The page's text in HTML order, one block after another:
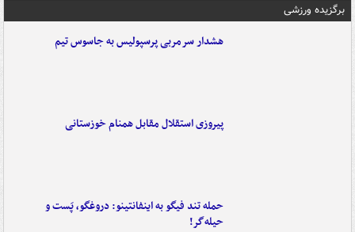
برگزیده ورزشی
هشدار سرمربی پرسپولیس به جاسوس تیم
پیروزی استقلال مقابل همنام خوزستانی
حمله تند فیگو به اینفانتینو: دروغگو، پَست‌ و
حیله‌گر!